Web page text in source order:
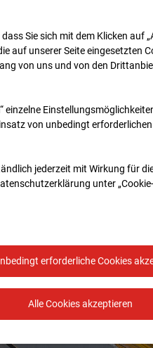
Sie sich mit dem Klicken auf
auf unserer Seite eingesetzten
von uns und von den
einzelne
von unbedingt
jederzeit mit Wirkung für
unter
erforderliche Cookies
Alle Cookies akzeptieren